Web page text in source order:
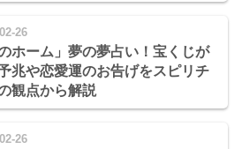
26
のホーム」夢の夢占い！宝くじが
兆や恋愛運のお告げをスピリチ
観点から解説
26